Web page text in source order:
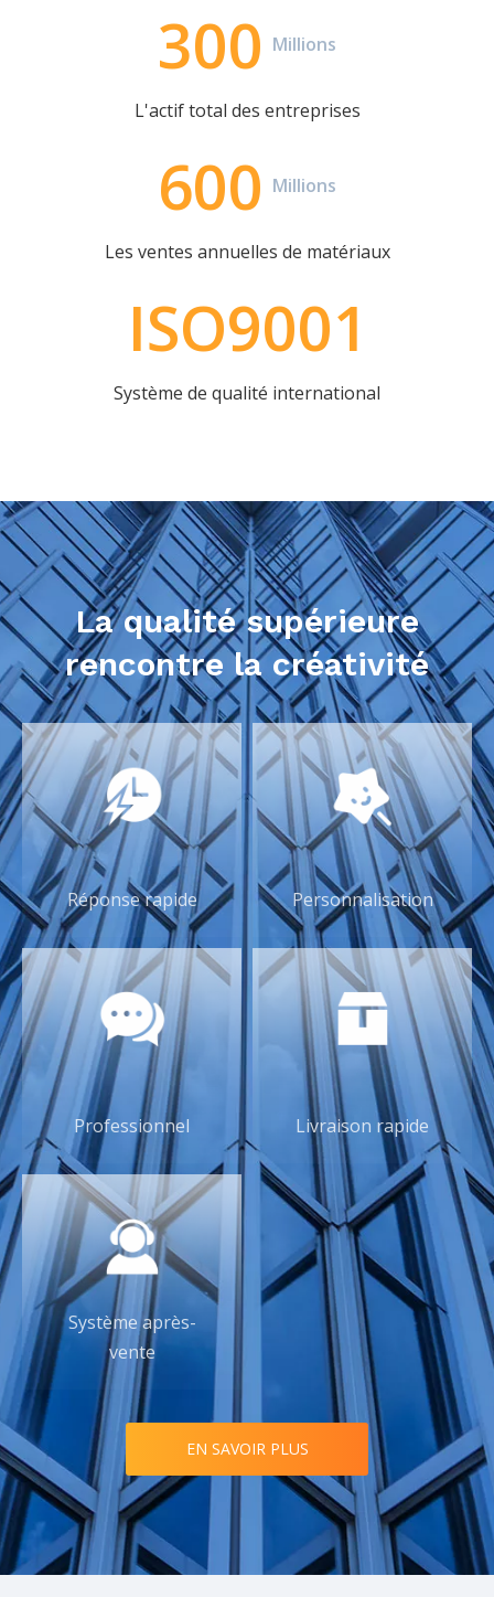
300 Millions
L'actif total des entreprises
600 Millions
Les ventes annuelles de matériaux
ISO9001
Système de qualité international
La qualité supérieure
rencontre la créativité
Réponse rapide Personnalisation
Professionnel Livraison rapide
Système après-
vente
EN SAVOIR PLUS